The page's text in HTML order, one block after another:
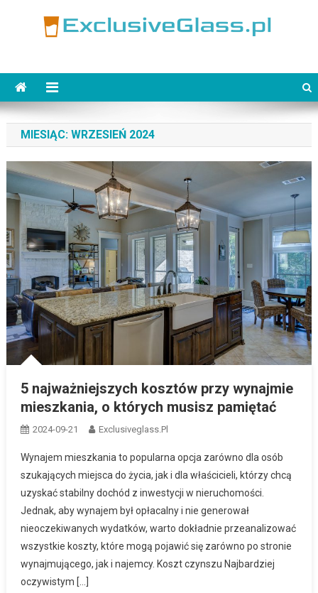
MIESIĄC: WRZESIEŃ 2024
5 najważniejszych kosztów przy wynajmie
mieszkania, o których musisz pamiętać
2024-09-21 Exclusiveglass.pl
Wynajem mieszkania to popularna opcja zarówno dla osób
szukających miejsca do życia, jak i dla właścicieli, którzy chcą
uzyskać stabilny dochód z inwestycji w nieruchomości.
Jednak, aby wynajem był opłacalny i nie generował
nieoczekiwanych wydatków, warto dokładnie przeanalizować
wszystkie koszty, które mogą pojawić się zarówno po stronie
wynajmującego, jak i najemcy. Koszt czynszu Najbardziej
oczywistym […]